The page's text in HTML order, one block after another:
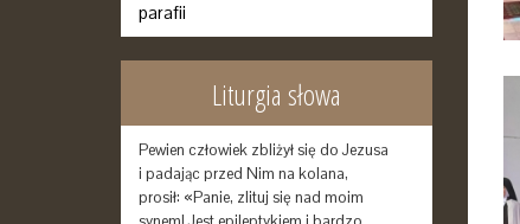
parafii
Liturgia słowa
Pewien człowiek zbliżył się do Jezusa
i padając przed Nim na kolana,
prosił: «Panie, zlituj się nad moim